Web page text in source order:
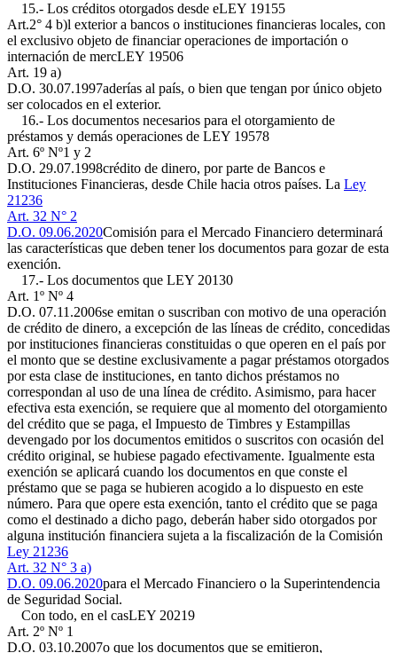
15.- Los créditos otorgados desde eLEY 19155
Art.2° 4 b)l exterior a bancos o instituciones financieras locales, con
el exclusivo objeto de financiar operaciones de importación o
internación de mercLEY 19506
Art. 19 a)
D.O. 30.07.1997aderías al país, o bien que tengan por único objeto
ser colocados en el exterior.
16.- Los documentos necesarios para el otorgamiento de
préstamos y demás operaciones de LEY 19578
Art. 6º Nº1 y 2
D.O. 29.07.1998crédito de dinero, por parte de Bancos e
Instituciones Financieras, desde Chile hacia otros países. La Ley
21236
Art. 32 N° 2
D.O. 09.06.2020Comisión para el Mercado Financiero determinará
las características que deben tener los documentos para gozar de esta
exención.
17.- Los documentos que LEY 20130
Art. 1º Nº 4
D.O. 07.11.2006se emitan o suscriban con motivo de una operación
de crédito de dinero, a excepción de las líneas de crédito, concedidas
por instituciones financieras constituidas o que operen en el país por
el monto que se destine exclusivamente a pagar préstamos otorgados
por esta clase de instituciones, en tanto dichos préstamos no
correspondan al uso de una línea de crédito. Asimismo, para hacer
efectiva esta exención, se requiere que al momento del otorgamiento
del crédito que se paga, el Impuesto de Timbres y Estampillas
devengado por los documentos emitidos o suscritos con ocasión del
crédito original, se hubiese pagado efectivamente. Igualmente esta
exención se aplicará cuando los documentos en que conste el
préstamo que se paga se hubieren acogido a lo dispuesto en este
número. Para que opere esta exención, tanto el crédito que se paga
como el destinado a dicho pago, deberán haber sido otorgados por
alguna institución financiera sujeta a la fiscalización de la Comisión
Ley 21236
Art. 32 N° 3 a)
D.O. 09.06.2020para el Mercado Financiero o la Superintendencia
de Seguridad Social.
Con todo, en el casLEY 20219
Art. 2º Nº 1
D.O. 03.10.2007o que los documentos que se emitieron,